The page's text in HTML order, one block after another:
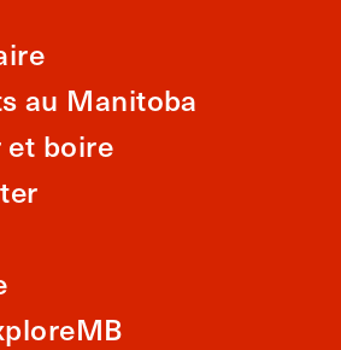
au Manitoba
et boire